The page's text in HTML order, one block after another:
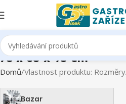
78 x 65 x 95 cm
Domů Vlastnost produktu: Rozměry
Bazar